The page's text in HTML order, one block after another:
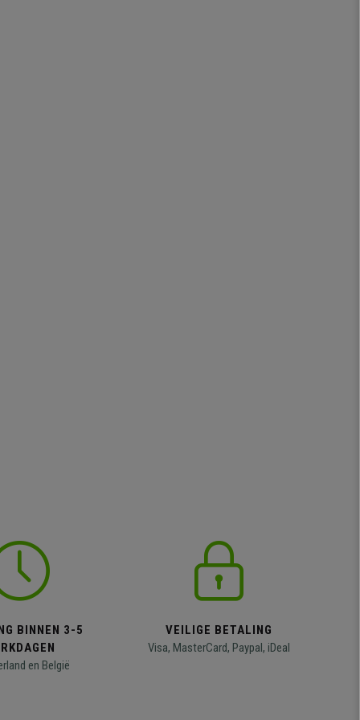
BINNEN 3-5
en België
VEILIGE BETALING
Visa, MasterCard, Paypal, iDeal